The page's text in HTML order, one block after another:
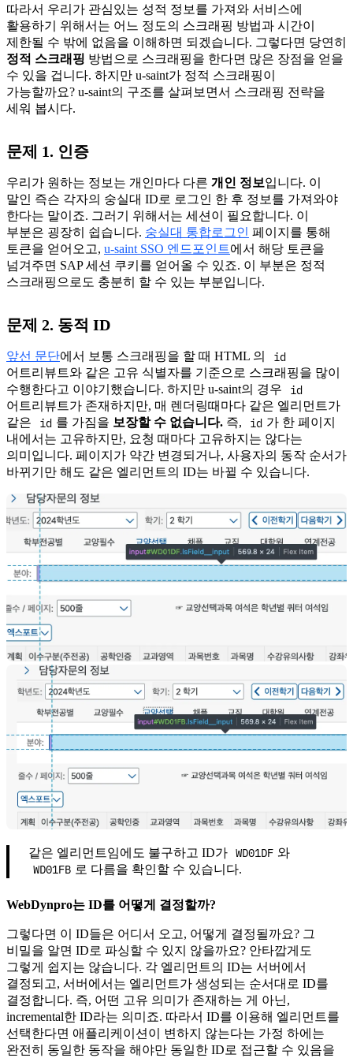
따라서 우리가 관심있는 성적 정보를 가져와 서비스에
활용하기 위해서는 어느 정도의 스크래핑 방법과 시간이
제한될 수 밖에 없음을 이해하면 되겠습니다. 그렇다면 당연히
정적 스크래핑 방법으로 스크래핑을 한다면 많은 장점을 얻을
수 있을 겁니다. 하지만 u-saint가 정적 스크래핑이
가능할까요? u-saint의 구조를 살펴보면서 스크래핑 전략을
세워 봅시다.
문제 1. 인증
우리가 원하는 정보는 개인마다 다른 개인 정보입니다. 이
말인 즉슨 각자의 숭실대 ID로 로그인 한 후 정보를 가져와야
한다는 말이죠. 그러기 위해서는 세션이 필요합니다. 이
부분은 굉장히 쉽습니다. 숭실대 통합로그인 페이지를 통해
토큰을 얻어오고, u-saint SSO 엔드포인트에서 해당 토큰을
넘겨주면 SAP 세션 쿠키를 얻어올 수 있죠. 이 부분은 정적
스크래핑으로도 충분히 할 수 있는 부분입니다.
문제 2. 동적 ID
앞선 문단에서 보통 스크래핑을 할 때 HTML 의 id
어트리뷰트와 같은 고유 식별자를 기준으로 스크래핑을 많이
수행한다고 이야기했습니다. 하지만 u-saint의 경우
id
어트리뷰트가 존재하지만, 매 렌더링때마다 같은 엘리먼트가
같은
id 를 가짐을 보장할 수 없습니다. 즉, id 가 한 페이지
내에서는 고유하지만, 요청 때마다 고유하지는 않다는
의미입니다. 페이지가 약간 변경되거나, 사용자의 동작 순서가
바뀌기만 해도 같은 엘리먼트의 ID는 바뀔 수 있습니다.
같은 엘리먼트임에도 불구하고 ID가 WD01DF 와
WD01FB 로 다름을 확인할 수 있습니다.
WebDynpro는 ID를 어떻게 결정할까?
그렇다면 이 ID들은 어디서 오고, 어떻게 결정될까요? 그
비밀을 알면 ID로 파싱할 수 있지 않을까요? 안타깝게도
그렇게 쉽지는 않습니다. 각 엘리먼트의 ID는 서버에서
결정되고, 서버에서는 엘리먼트가 생성되는 순서대로 ID를
결정합니다. 즉, 어떤 고유 의미가 존재하는 게 아닌,
incremental한 ID라는 의미죠. 따라서 ID를 이용해 엘리먼트를
선택한다면 애플리케이션이 변하지 않는다는 가정 하에는
완전히 동일한 동작을 해야만 동일한 ID로 접근할 수 있음을